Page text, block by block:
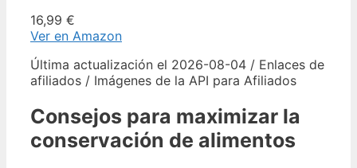
16,99 €
Ver en Amazon
Última actualización el 2026-08-04 / Enlaces de
afiliados / Imágenes de la API para Afiliados
Consejos para maximizar la
conservación de alimentos